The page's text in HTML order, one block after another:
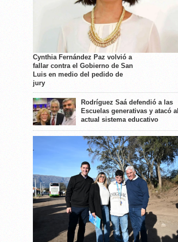
Cynthia Fernández Paz volvió a
fallar contra el Gobierno de San
Luis en medio del pedido de
jury
Rodríguez Saá defendió a las
Escuelas generativas y atacó al
actual sistema educativo